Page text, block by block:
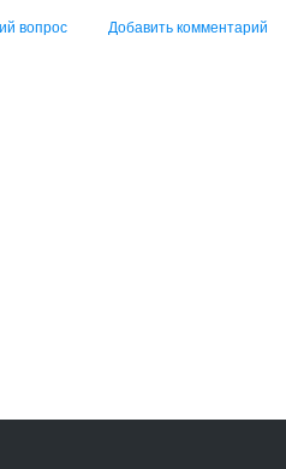
вопрос Добавить комментарий